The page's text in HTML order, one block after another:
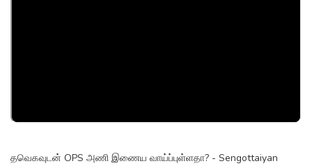
தவெகவுடன் OPS அணி இணைய வாய்ப்புள்ளதா? - Sengottaiyan